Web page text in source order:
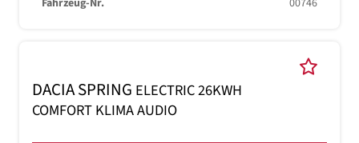
Fahrzeug-Nr. 00746
DACIA SPRING ELECTRIC 26KWH
COMFORT KLIMA AUDIO